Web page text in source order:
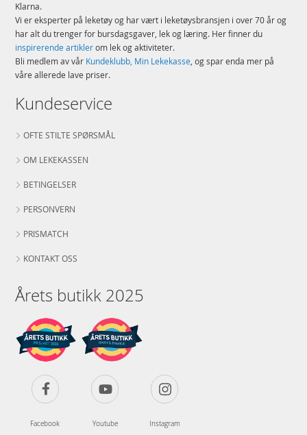
Klarna.
Vi er eksperter på leketøy og har vært i leketøysbransjen i over 70 år og
har alt du trenger for bursdagsgaver, lek og læring. Her finner du
inspirerende artiklerom lek og aktiviteter.
Bli medlem av vår Kundeklubb, Min Lekekasse, og spar enda mer på
våre allerede lave priser.
Kundeservice
OFTE STILTE SPØRSMÅL
OM LEKEKASSEN
BETINGELSER
PERSONVERN
PRISMATCH
KONTAKT OSS
Årets butikk 2025
Facebook Youtube Instagram